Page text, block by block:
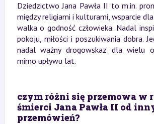
Dziedzictwo Jana Pawła II to m.in.
między religiami i kulturami, wsparcie
walka o godność człowieka. Nadal
pokoju, miłości i poszukiwania dobra.
nadal ważny drogowskaz dla wielu
mimo upływu lat.
czym różni się przemowa w
śmierci Jana Pawła II od
przemówień?